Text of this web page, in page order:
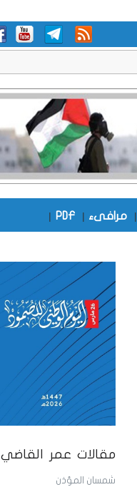
| مرافىء |
PDF
|
مقالات عمر القاضي
شمسان المؤذن